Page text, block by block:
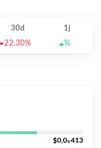
30d
1j
22,30% %
$0,0₅413